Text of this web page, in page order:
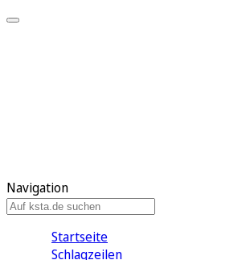
Navigation
Startseite
Schlagzeilen